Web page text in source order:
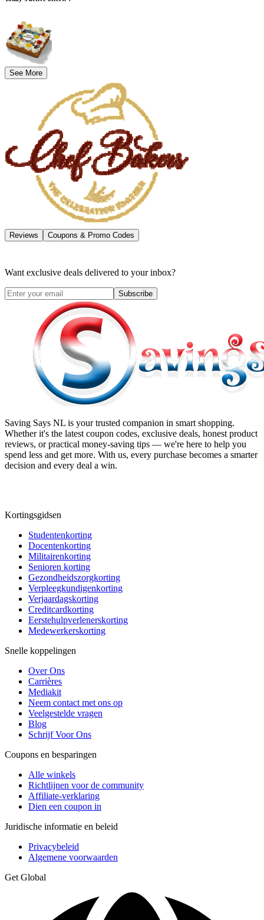
See More
Reviews Coupons & Promo Codes
Want exclusive deals delivered to your inbox?
Subscribe
Saving Says NL is your trusted companion in smart shopping.
Whether it's the latest coupon codes, exclusive deals, honest product
reviews, or practical money-saving tips — we're here to help you
spend less and get more. With us, every purchase becomes a smarter
decision and every deal a win.
Kortingsgidsen
Studentenkorting
Docentenkorting
Militairenkorting
Senioren korting
Gezondheidszorgkorting
Verpleegkundigenkorting
Verjaardagskorting
Creditcardkorting
Eerstehulpverlenerskorting
Medewerkerskorting
Snelle koppelingen
Over Ons
Carrières
Mediakit
Neem contact met ons op
Veelgestelde vragen
Blog
Schrijf Voor Ons
Coupons en besparingen
Alle winkels
Richtlijnen voor de community
Affiliate-verklaring
Dien een coupon in
Juridische informatie en beleid
Privacybeleid
Algemene voorwaarden
Get Global